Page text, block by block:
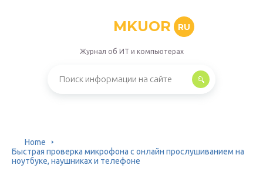
MKUOR RU
Журнал об ИТ и компьютерах
Home
Быстрая проверка микрофона с онлайн прослушиванием на
ноутбуке, наушниках и телефоне